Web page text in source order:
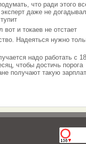
что ради этого
даже не
вот и токаев не отстает
Надеяться нужно
надо работать с
чтобы достичь порога
получают такую